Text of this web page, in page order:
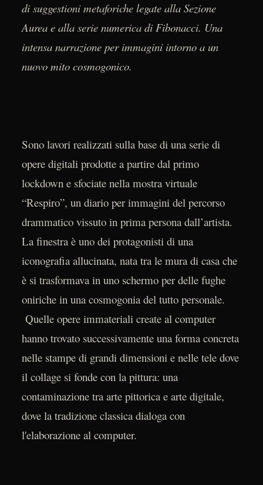
di suggestioni metaforiche legate alla Sezione
Aurea e alla serie numerica di Fibonacci. Una
intensa narrazione per immagini intorno a un
nuovo mito cosmogonico.
Sono lavori realizzati sulla base di una serie di
opere digitali prodotte a partire dal primo
lockdown e sfociate nella mostra virtuale
“Respiro”, un diario per immagini del percorso
drammatico vissuto in prima persona dall’artista.
La finestra è uno dei protagonisti di una
iconografia allucinata, nata tra le mura di casa che
è si trasformava in uno schermo per delle fughe
oniriche in una cosmogonia del tutto personale.
Quelle opere immateriali create al computer
hanno trovato successivamente una forma concreta
nelle stampe di grandi dimensioni e nelle tele dove
il collage si fonde con la pittura: una
contaminazione tra arte pittorica e arte digitale,
dove la tradizione classica dialoga con
l'elaborazione al computer.